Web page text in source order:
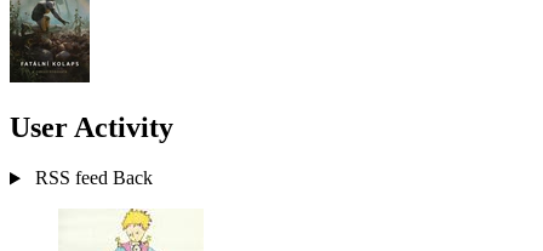
User Activity
RSS feed Back